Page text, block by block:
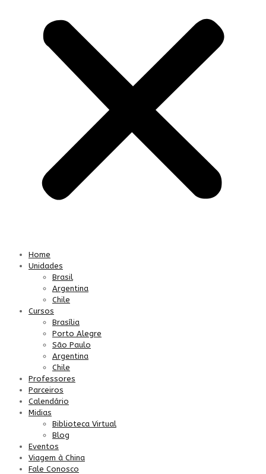
Home
Unidades
Brasil
Argentina
Chile
Cursos
Brasília
Porto Alegre
São Paulo
Argentina
Chile
Professores
Parceiros
Calendário
Midias
Biblioteca Virtual
Blog
Eventos
Viagem à China
Fale Conosco